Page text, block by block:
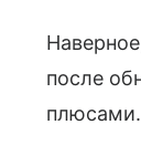
после
плюсами.